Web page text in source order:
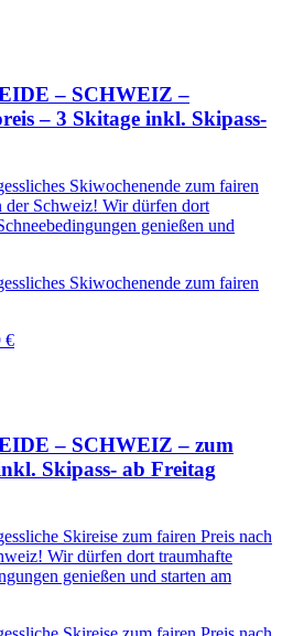
– SCHWEIZ –
– 3 Skitage inkl. Skipass-
Skiwochenende zum fairen
der Schweiz! Wir dürfen dort
genießen und
Skiwochenende zum fairen
€
– SCHWEIZ – zum
Skipass- ab Freitag
Skireise zum fairen Preis nach
Wir dürfen dort traumhafte
genießen und starten am